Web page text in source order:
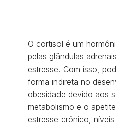
O cortisol é um
pelas glândulas
estresse. Com isso,
forma indireta no
obesidade devido aos
metabolismo e o
estresse crônico,